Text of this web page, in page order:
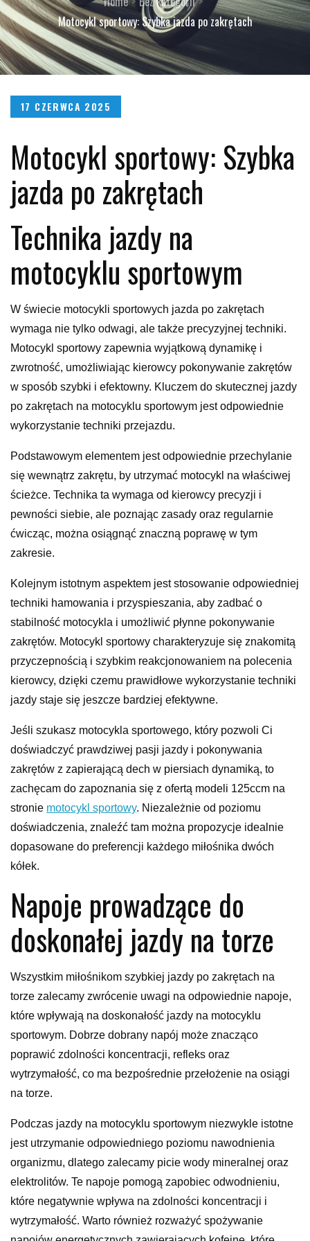
Motocykl sportowy: Szybka jazda po zakrętach
Posted
17 CZERWCA 2025
Motocykl sportowy: Szybka
jazda po zakrętach
Technika jazdy na
motocyklu sportowym
W świecie motocykli sportowych jazda po zakrętach
wymaga nie tylko odwagi, ale także precyzyjnej techniki.
Motocykl sportowy zapewnia wyjątkową dynamikę i
zwrotność, umożliwiając kierowcy pokonywanie zakrętów
w sposób szybki i efektowny. Kluczem do skutecznej jazdy
po zakrętach na motocyklu sportowym jest odpowiednie
wykorzystanie techniki przejazdu.
Podstawowym elementem jest odpowiednie przechylanie
się wewnątrz zakrętu, by utrzymać motocykl na właściwej
ścieżce. Technika ta wymaga od kierowcy precyzji i
pewności siebie, ale poznając zasady oraz regularnie
ćwicząc, można osiągnąć znaczną poprawę w tym
zakresie.
Kolejnym istotnym aspektem jest stosowanie odpowiedniej
techniki hamowania i przyspieszania, aby zadbać o
stabilność motocykla i umożliwić płynne pokonywanie
zakrętów. Motocykl sportowy charakteryzuje się znakomitą
przyczepnością i szybkim reakcjonowaniem na polecenia
kierowcy, dzięki czemu prawidłowe wykorzystanie techniki
jazdy staje się jeszcze bardziej efektywne.
Jeśli szukasz motocykla sportowego, który pozwoli Ci
doświadczyć prawdziwej pasji jazdy i pokonywania
zakrętów z zapierającą dech w piersiach dynamiką, to
zachęcam do zapoznania się z ofertą modeli 125ccm na
stronie motocykl sportowy. Niezależnie od poziomu
doświadczenia, znaleźć tam można propozycje idealnie
dopasowane do preferencji każdego miłośnika dwóch
kółek.
Napoje prowadzące do
doskonałej jazdy na torze
Wszystkim miłośnikom szybkiej jazdy po zakrętach na
torze zalecamy zwrócenie uwagi na odpowiednie napoje,
które wpływają na doskonałość jazdy na motocyklu
sportowym. Dobrze dobrany napój może znacząco
poprawić zdolności koncentracji, refleks oraz
wytrzymałość, co ma bezpośrednie przełożenie na osiągi
na torze.
Podczas jazdy na motocyklu sportowym niezwykle istotne
jest utrzymanie odpowiedniego poziomu nawodnienia
organizmu, dlatego zalecamy picie wody mineralnej oraz
elektrolitów. Te napoje pomogą zapobiec odwodnieniu,
które negatywnie wpływa na zdolności koncentracji i
wytrzymałość. Warto również rozważyć spożywanie